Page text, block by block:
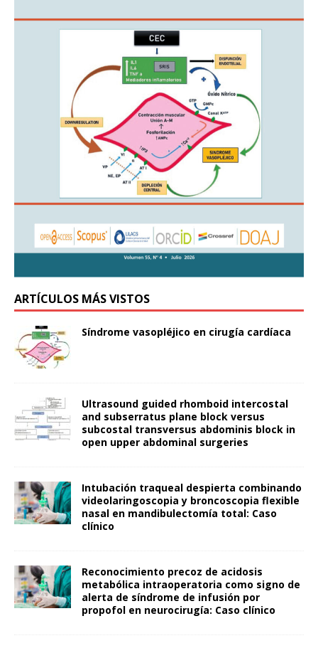
ARTÍCULOS MÁS VISTOS
Síndrome vasopléjico en cirugía cardíaca
Ultrasound guided rhomboid intercostal
and subserratus plane block versus
subcostal transversus abdominis block in
open upper abdominal surgeries
Intubación traqueal despierta combinando
videolaringoscopia y broncoscopia flexible
nasal en mandibulectomía total: Caso
clínico
Reconocimiento precoz de acidosis
metabólica intraoperatoria como signo de
alerta de síndrome de infusión por
propofol en neurocirugía: Caso clínico